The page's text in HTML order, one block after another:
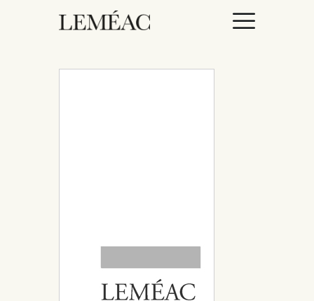
À PROPOS